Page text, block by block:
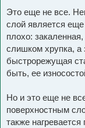
Это еще не все.
слой является
плохо:
слишком хрупка, а
быстрорежущая
быть, ее
Но и это еще не
поверхностным
также